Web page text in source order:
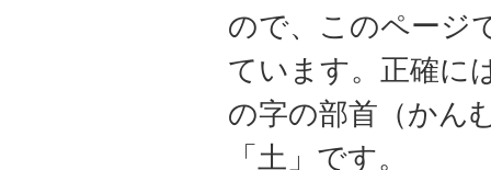
ので、このページ
ています。正確に
の字の部首（かん
「土」です。